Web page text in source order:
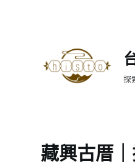
探
藏興古厝